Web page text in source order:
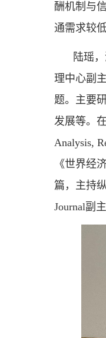
酬机制与
通需求较
陆瑶
理中心副
题。主要
发展等。
Analysis,
《世界经
篇，主持
Journal副